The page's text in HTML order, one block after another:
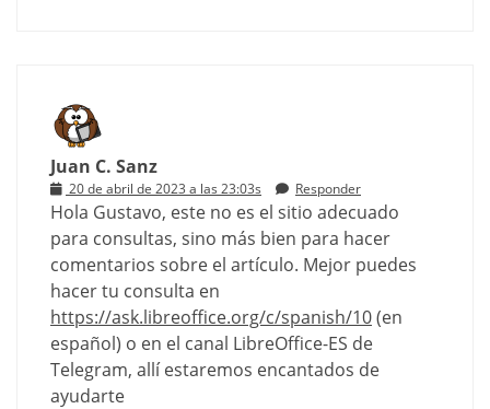
Juan C. Sanz
20 de abril de 2023 a las 23:03s Responder
Hola Gustavo, este no es el sitio adecuado
para consultas, sino más bien para hacer
comentarios sobre el artículo. Mejor puedes
hacer tu consulta en
https://ask.libreoffice.org/c/spanish/10(en
español) o en el canal LibreOffice-ES de
Telegram, allí estaremos encantados de
ayudarte